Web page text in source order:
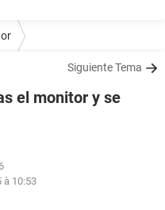
Siguiente Tema
el monitor y se
à 10:53